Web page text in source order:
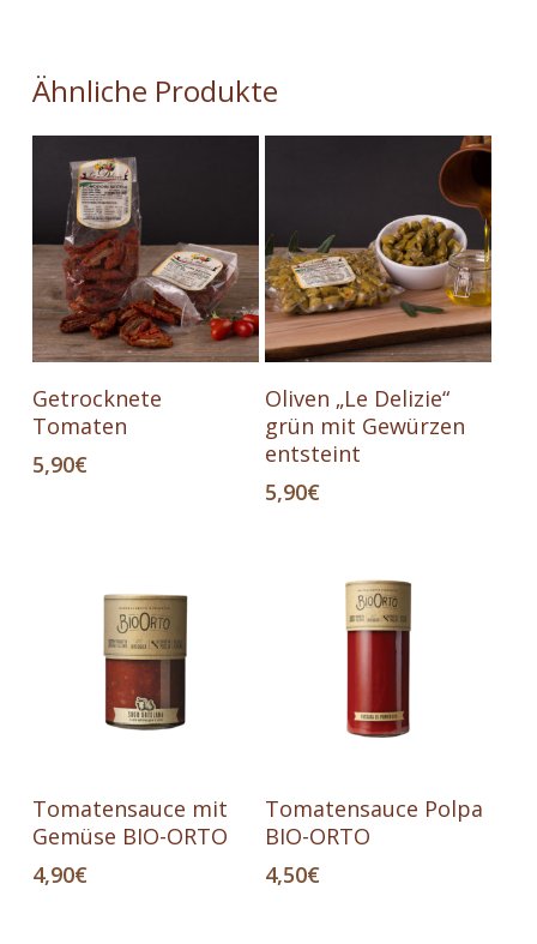
Ähnliche Produkte
In Den Warenkorb
Getrocknete
Tomaten
5,90€
In Den Warenkorb
Oliven „Le Delizie“
grün mit Gewürzen
entsteint
5,90€
In Den Warenkorb
Tomatensauce mit
Gemüse BIO-ORTO
4,90€
In Den Warenkorb
Tomatensauce Polpa
BIO-ORTO
4,50€